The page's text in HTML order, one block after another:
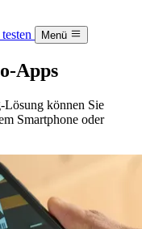
Menü
Apps
Lösung können Sie
Smartphone oder